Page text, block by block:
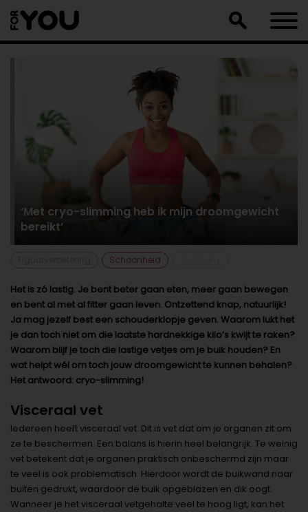
naar
artikel
‘Met cryo-slimming heb ik mijn droomgewicht
bereikt’
Schoonheid
Het is zó lastig. Je bent beter gaan eten, meer gaan bewegen
en bent al met al fitter gaan leven. Ontzettend knap, natuurlijk!
Ja mag jezelf best een schouderklopje geven. Waarom lukt het
je dan toch niet om die laatste hardnekkige kilo’s kwijt te raken?
Waarom blijf je toch die lastige vetjes om je buik houden? En
wat helpt wél om toch jouw droomgewicht te kunnen behalen?
Het antwoord: cryo-slimming!
Visceraal vet
Iedereen heeft visceraal vet. Dit is vet dat om je organen zit om
ze te beschermen. Een balans is hierin heel belangrijk. Te weinig
vet betekent dat je organen praktisch onbeschermd zijn maar
te veel is ook problematisch. Hierdoor wordt de buikwand naar
buiten gedrukt, waardoor de buik opgeblazen en dik oogt.
Wanneer je het visceraal vetgehalte veel te hoog ligt, kan het